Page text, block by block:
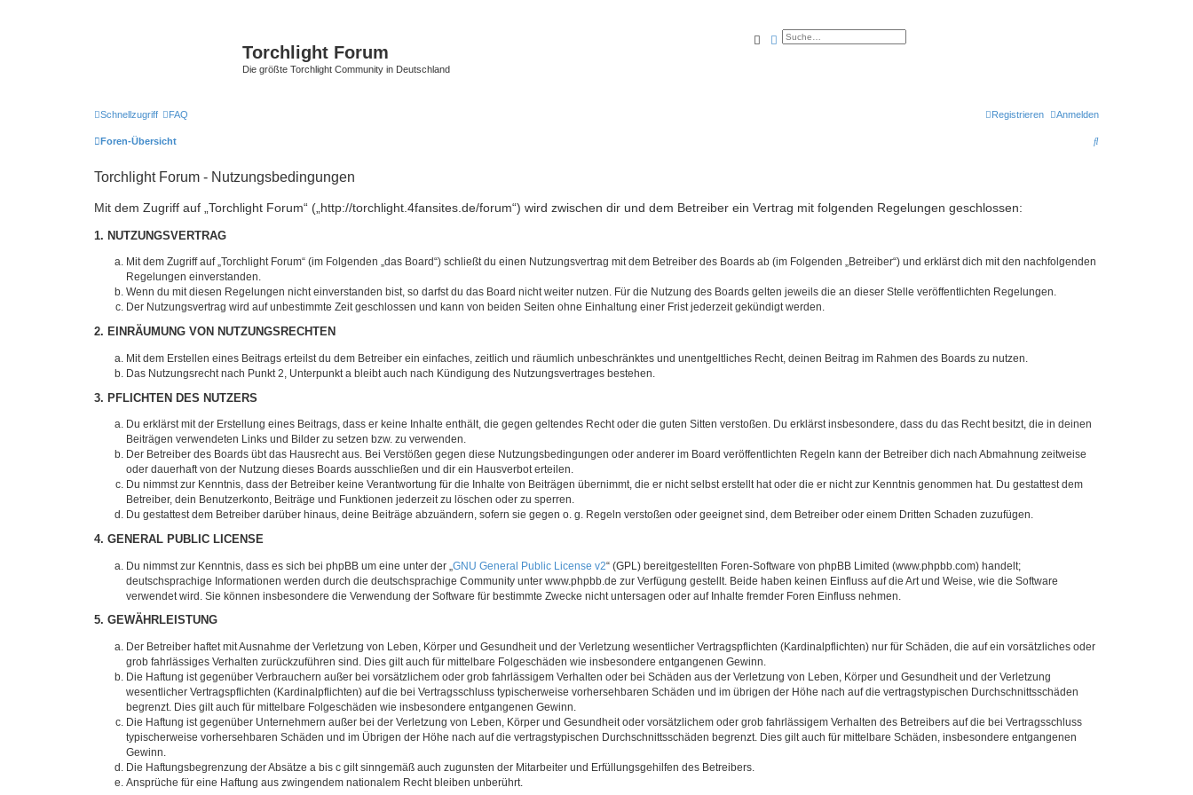
Torchlight Forum
Die größte Torchlight Community in Deutschland
SucheErweiterte Suche
Schnellzugriff FAQ Anmelden
Registrieren
Foren-Übersicht
S
Torchlight Forum - Nutzungsbedingungen
Mit dem Zugriff auf „Torchlight Forum“ („http://torchlight.4fansites.de/forum“) wird zwischen dir und dem Betreiber ein Vertrag mit folgenden Regelungen geschlossen:
1. NUTZUNGSVERTRAG
Mit dem Zugriff auf „Torchlight Forum“ (im Folgenden „das Board“) schließt du einen Nutzungsvertrag mit dem Betreiber des Boards ab (im Folgenden „Betreiber“) und erklärst dich mit den nachfolgenden
Regelungen einverstanden.
Wenn du mit diesen Regelungen nicht einverstanden bist, so darfst du das Board nicht weiter nutzen. Für die Nutzung des Boards gelten jeweils die an dieser Stelle veröffentlichten Regelungen.
Der Nutzungsvertrag wird auf unbestimmte Zeit geschlossen und kann von beiden Seiten ohne Einhaltung einer Frist jederzeit gekündigt werden.
2. EINRÄUMUNG VON NUTZUNGSRECHTEN
Mit dem Erstellen eines Beitrags erteilst du dem Betreiber ein einfaches, zeitlich und räumlich unbeschränktes und unentgeltliches Recht, deinen Beitrag im Rahmen des Boards zu nutzen.
Das Nutzungsrecht nach Punkt 2, Unterpunkt a bleibt auch nach Kündigung des Nutzungsvertrages bestehen.
3. PFLICHTEN DES NUTZERS
Du erklärst mit der Erstellung eines Beitrags, dass er keine Inhalte enthält, die gegen geltendes Recht oder die guten Sitten verstoßen. Du erklärst insbesondere, dass du das Recht besitzt, die in deinen
Beiträgen verwendeten Links und Bilder zu setzen bzw. zu verwenden.
Der Betreiber des Boards übt das Hausrecht aus. Bei Verstößen gegen diese Nutzungsbedingungen oder anderer im Board veröffentlichten Regeln kann der Betreiber dich nach Abmahnung zeitweise
oder dauerhaft von der Nutzung dieses Boards ausschließen und dir ein Hausverbot erteilen.
Du nimmst zur Kenntnis, dass der Betreiber keine Verantwortung für die Inhalte von Beiträgen übernimmt, die er nicht selbst erstellt hat oder die er nicht zur Kenntnis genommen hat. Du gestattest dem
Betreiber, dein Benutzerkonto, Beiträge und Funktionen jederzeit zu löschen oder zu sperren.
Du gestattest dem Betreiber darüber hinaus, deine Beiträge abzuändern, sofern sie gegen o. g. Regeln verstoßen oder geeignet sind, dem Betreiber oder einem Dritten Schaden zuzufügen.
4. GENERAL PUBLIC LICENSE
Du nimmst zur Kenntnis, dass es sich bei phpBB um eine unter der „ GNU General Public License v2“ (GPL) bereitgestellten Foren-Software von phpBB Limited (www.phpbb.com) handelt;
deutschsprachige Informationen werden durch die deutschsprachige Community unter www.phpbb.de zur Verfügung gestellt. Beide haben keinen Einfluss auf die Art und Weise, wie die Software
verwendet wird. Sie können insbesondere die Verwendung der Software für bestimmte Zwecke nicht untersagen oder auf Inhalte fremder Foren Einfluss nehmen.
5. GEWÄHRLEISTUNG
Der Betreiber haftet mit Ausnahme der Verletzung von Leben, Körper und Gesundheit und der Verletzung wesentlicher Vertragspflichten (Kardinalpflichten) nur für Schäden, die auf ein vorsätzliches oder
grob fahrlässiges Verhalten zurückzuführen sind. Dies gilt auch für mittelbare Folgeschäden wie insbesondere entgangenen Gewinn.
Die Haftung ist gegenüber Verbrauchern außer bei vorsätzlichem oder grob fahrlässigem Verhalten oder bei Schäden aus der Verletzung von Leben, Körper und Gesundheit und der Verletzung
wesentlicher Vertragspflichten (Kardinalpflichten) auf die bei Vertragsschluss typischerweise vorhersehbaren Schäden und im übrigen der Höhe nach auf die vertragstypischen Durchschnittsschäden
begrenzt. Dies gilt auch für mittelbare Folgeschäden wie insbesondere entgangenen Gewinn.
Die Haftung ist gegenüber Unternehmern außer bei der Verletzung von Leben, Körper und Gesundheit oder vorsätzlichem oder grob fahrlässigem Verhalten des Betreibers auf die bei Vertragsschluss
typischerweise vorhersehbaren Schäden und im Übrigen der Höhe nach auf die vertragstypischen Durchschnittsschäden begrenzt. Dies gilt auch für mittelbare Schäden, insbesondere entgangenen
Gewinn.
Die Haftungsbegrenzung der Absätze a bis c gilt sinngemäß auch zugunsten der Mitarbeiter und Erfüllungsgehilfen des Betreibers.
Ansprüche für eine Haftung aus zwingendem nationalem Recht bleiben unberührt.